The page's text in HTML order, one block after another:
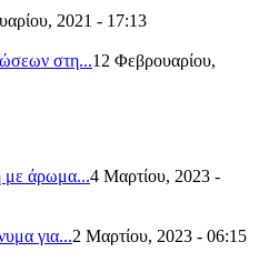
2021 - 17:13
στη...12 Φεβρουαρίου,
με άρωμα...4 Μαρτίου, 2023 -
για...2 Μαρτίου, 2023 - 06:15